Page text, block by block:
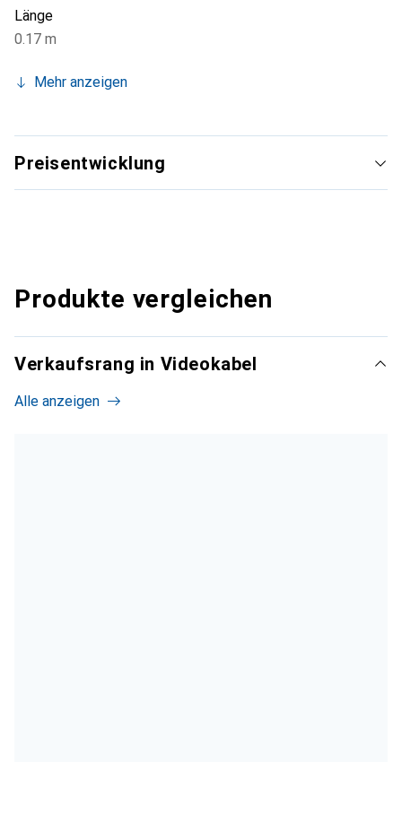
Länge
0.17 m
Mehr anzeigen
Preisentwicklung
Produkte vergleichen
Verkaufsrang in Videokabel
Alle anzeigen